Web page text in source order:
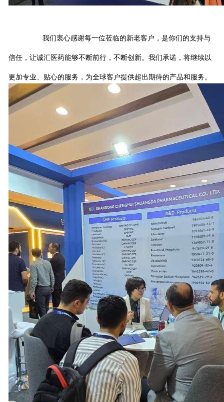
我们衷心感谢每一位莅临的新老客户，是你们的支持与
信任，让诚汇医药能够不断前行，不断创新。我们承诺，将继续以
更加专业、贴心的服务，为全球客户提供超出期待的产品和服务。